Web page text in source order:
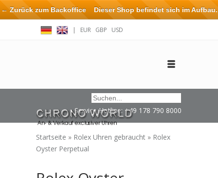
| EUR GBP USD
Service Hotline: +49 178 790 8000
Startseite » Rolex Uhren gebraucht » Rolex
Oyster Perpetual
← Zurück zum BackofficeDieser Shop befindet sich im Aufbau.
Eventuell können nicht alle Bestellungen eingehalten oder erfüllt